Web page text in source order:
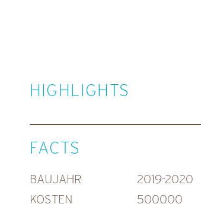
HIGHLIGHTS
FACTS
BAUJAHR
2019-2020
KOSTEN
500000